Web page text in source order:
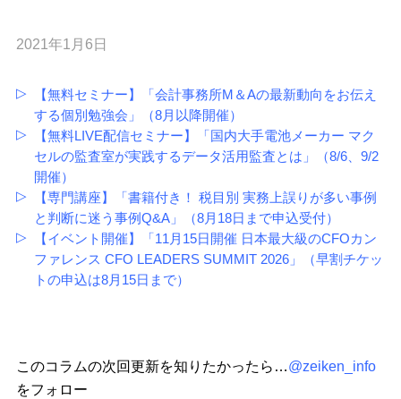
2021年1月6日
【無料セミナー】「会計事務所M＆Aの最新動向をお伝え
する個別勉強会」（8月以降開催）
【無料LIVE配信セミナー】「国内大手電池メーカー マク
セルの監査室が実践するデータ活用監査とは」（8/6、9/2
開催）
【専門講座】「書籍付き！ 税目別 実務上誤りが多い事例
と判断に迷う事例Q&A」（8月18日まで申込受付）
【イベント開催】「11月15日開催 日本最大級のCFOカン
ファレンス CFO LEADERS SUMMIT 2026」（早割チケッ
トの申込は8月15日まで）
このコラムの次回更新を知りたかったら…@zeiken_info
をフォロー